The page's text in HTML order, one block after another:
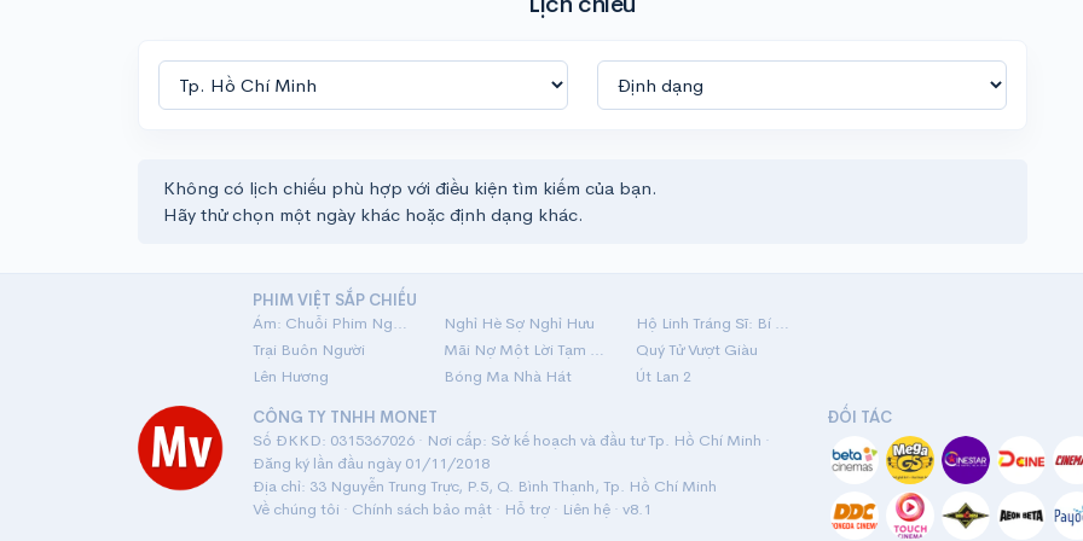
Không có lịch chiếu phù hợp với điều kiện tìm kiếm của bạn.
Hãy thử chọn một ngày khác hoặc định dạng khác.
PHIM VIỆT SẮP CHIẾU
Ám: Chuỗi Phim Ngắn Linh Dị
Nghỉ Hè Sợ Nghỉ Hưu
Hộ Linh Tráng Sĩ: Bí Ẩn Mộ Vua Đinh
Trại Buôn Người
Mãi Nợ Một Lời Tạm Biệt
Quý Tử Vượt Giàu
Lên Hương
Bóng Ma Nhà Hát
Út Lan 2
CÔNG TY TNHH MONET
Số ĐKKD: 0315367026 · Nơi cấp: Sở kế hoạch và đầu tư Tp. Hồ Chí Minh ·
Đăng ký lần đầu ngày 01/11/2018
Địa chỉ: 33 Nguyễn Trung Trực, P.5, Q. Bình Thạnh, Tp. Hồ Chí Minh
Về chúng tôi · Chính sách bảo mật· Hỗ trợ· Liên hệ· v8.1
ĐỐI TÁC